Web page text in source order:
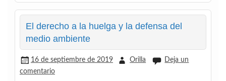
El derecho a la huelga y la defensa del
medio ambiente
16 de septiembre de 2019 Orilla
Deja un
comentario